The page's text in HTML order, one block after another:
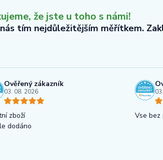
že jste u toho s námi!
tím nejdůležitějším měřítkem.
Ověřený zákazník
03. 08. 2026
zboží
dodáno
Vse bez